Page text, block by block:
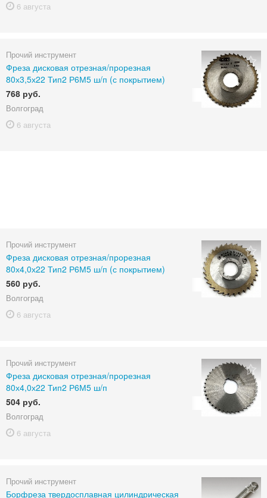
6 августа
Прочий инструмент
Фреза дисковая отрезная/прорезная
80х3,5х22 Тип2 Р6М5 ш/п (с покрытием)
768 руб.
Волгоград
6 августа
Прочий инструмент
Фреза дисковая отрезная/прорезная
80х4,0х22 Тип2 Р6М5 ш/п (с покрытием)
560 руб.
Волгоград
6 августа
Прочий инструмент
Фреза дисковая отрезная/прорезная
80х4,0х22 Тип2 Р6М5 ш/п
504 руб.
Волгоград
6 августа
Прочий инструмент
Борфреза твердосплавная цилиндрическая